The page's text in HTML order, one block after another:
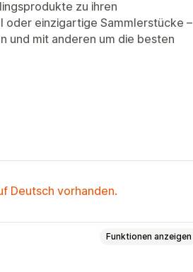
zu ihren
oder einzigartige Sammlerstücke –
und mit anderen um die besten
Deutsch vorhanden.
Funktionen anzeigen